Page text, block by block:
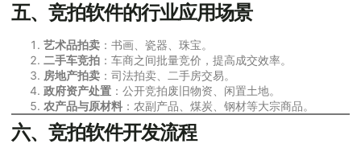
五、竞拍软件的行业应用场景
艺术品拍卖 ：书画、瓷器、珠宝。
二手车竞拍 ：车商之间批量竞价，提高成交效率。
房地产拍卖 ：司法拍卖、二手房交易。
政府资产处置 ：公开竞拍废旧物资、闲置土地。
农产品与原材料 ：农副产品、煤炭、钢材等大宗商品。
六、竞拍软件开发流程